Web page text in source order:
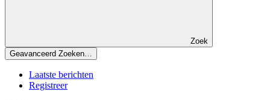
Zoek
Geavanceerd Zoeken…
Laatste berichten
Registreer